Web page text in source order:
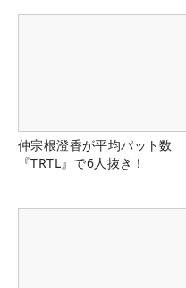
仲宗根澄香が平均パット数
『TRTL』で6人抜き！